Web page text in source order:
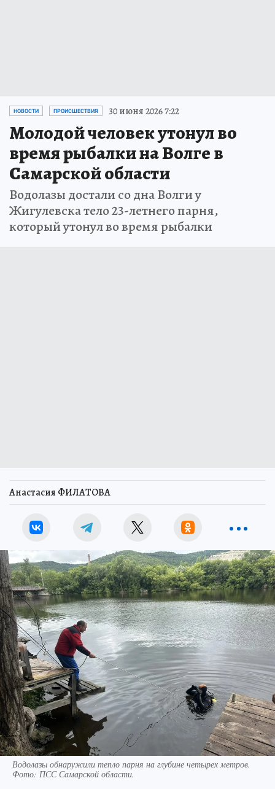
НОВОСТИ ПРОИСШЕСТВИЯ 30 июня 2026 7:22
Молодой человек утонул во
время рыбалки на Волге в
Самарской области
Водолазы достали со дна Волги у
Жигулевска тело 23-летнего парня,
который утонул во время рыбалки
Анастасия ФИЛАТОВА
Водолазы обнаружили тепло парня на глубине четырех метров.
Фото: ПСС Самарской области.